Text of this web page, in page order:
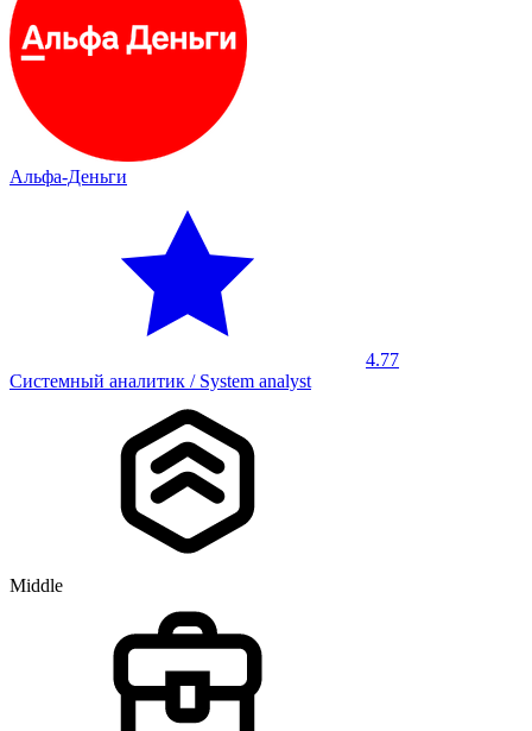
Альфа-Деньги
4.77
Системный аналитик / System analyst
Middle